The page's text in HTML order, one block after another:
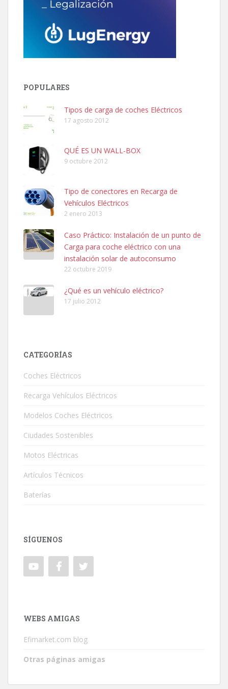
POPULARES
Tipos de carga de coches Eléctricos
17 agosto 2012
QUÉ ES UN WALL-BOX
9 octubre 2012
Tipo de conectores en Recarga de
Vehículos Eléctricos
2 enero 2013
Caso Práctico: Instalación de un punto de
Carga para coche eléctrico con una
instalación solar de autoconsumo
22 octubre 2019
¿Qué es un vehículo eléctrico?
17 julio 2012
CATEGORÍAS
Coches Eléctricos
Recarga Vehículos Eléctricos
Modelos Coches Eléctricos
Ciudades Sostenibles
Motos Eléctricas
Artículos Técnicos
Baterías
SÍGUENOS
WEBS AMIGAS
Efimarket.com blog
Otras páginas amigas